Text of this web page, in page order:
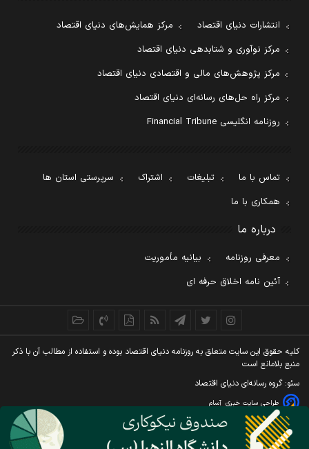
انتشارات دنیای اقتصاد
مرکز همایش‌های دنیای اقتصاد
مرکز نوآوری و شتابدهی دنیای اقتصاد
مرکز پژوهش‌های مالی و اقتصادی دنیای اقتصاد
مرکز راه حل‌های رسانه‌ای دنیای اقتصاد
روزنامه انگلیسی Financial Tribune
تماس با ما تبلیغات اشتراک
سرپرستی استان ها
همکاری با ما
درباره ما
معرفی روزنامه
بیانیه مأموریت
آئین نامه اخلاق حرفه ای
کليه حقوق اين سايت متعلق به روزنامه دنيای اقتصاد بوده و استفاده از مطالب آن با ذکر
منبع بلامانع است
سئو: گروه رسانه‌ای دنیای اقتصاد
طراحی سایت خبری آسام